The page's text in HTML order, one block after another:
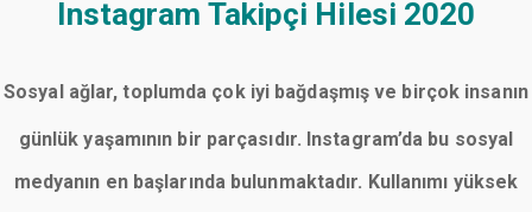
Instagram Takipçi Hilesi 2020
Sosyal ağlar, toplumda çok iyi bağdaşmış ve birçok insanın
günlük yaşamının bir parçasıdır. Instagram’da bu sosyal
medyanın en başlarında bulunmaktadır. Kullanımı yüksek